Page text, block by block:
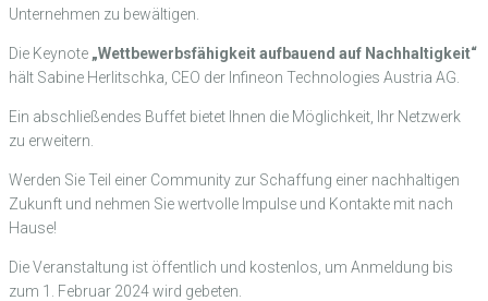
Unternehmen zu bewältigen.
Die Keynote „Wettbewerbsfähigkeit aufbauend auf Nachhaltigkeit“
hält Sabine Herlitschka, CEO der Infineon Technologies Austria AG.
Ein abschließendes Buffet bietet Ihnen die Möglichkeit, Ihr Netzwerk
zu erweitern.
Werden Sie Teil einer Community zur Schaffung einer nachhaltigen
Zukunft und nehmen Sie wertvolle Impulse und Kontakte mit nach
Hause!
Die Veranstaltung ist öffentlich und kostenlos, um Anmeldung bis
zum 1. Februar 2024 wird gebeten.